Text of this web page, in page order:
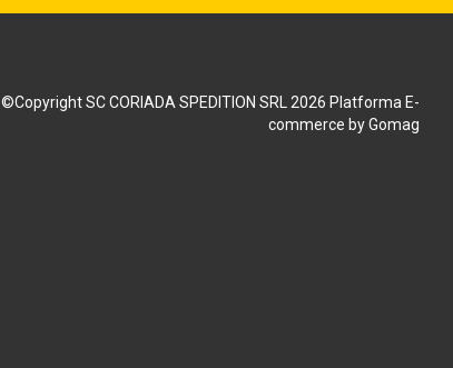
©Copyright SC CORIADA SPEDITION SRL 2026 Platforma E-
commerce by Gomag